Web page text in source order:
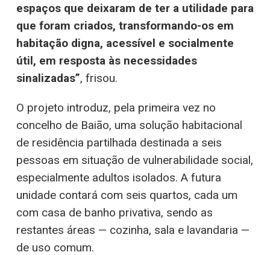
espaços que deixaram de ter a utilidade para
que foram criados, transformando-os em
habitação digna, acessível e socialmente
útil, em resposta às necessidades
sinalizadas”, frisou.
O projeto introduz, pela primeira vez no
concelho de Baião, uma solução habitacional
de residência partilhada destinada a seis
pessoas em situação de vulnerabilidade social,
especialmente adultos isolados. A futura
unidade contará com seis quartos, cada um
com casa de banho privativa, sendo as
restantes áreas — cozinha, sala e lavandaria —
de uso comum.